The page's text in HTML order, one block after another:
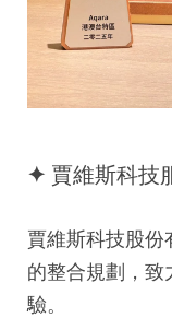
✦ 賈維斯科技
賈維斯科技股
的整合規劃，
驗。